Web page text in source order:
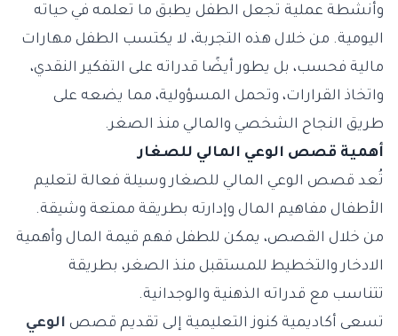
وأنشطة عملية تجعل الطفل يطبق ما تعلمه في حياته
اليومية. من خلال هذه التجربة، لا يكتسب الطفل مهارات
مالية فحسب، بل يطور أيضًا قدراته على التفكير النقدي،
واتخاذ القرارات، وتحمل المسؤولية، مما يضعه على
طريق النجاح الشخصي والمالي منذ الصغر.
أهمية قصص الوعي المالي للصغار
تُعد قصص الوعي المالي للصغار وسيلة فعالة لتعليم
الأطفال مفاهيم المال وإدارته بطريقة ممتعة وشيقة.
من خلال القصص، يمكن للطفل فهم قيمة المال وأهمية
الادخار والتخطيط للمستقبل منذ الصغر، بطريقة
تتناسب مع قدراته الذهنية والوجدانية.
تسعى أكاديمية كنوز التعليمية إلى تقديم قصص الوعي